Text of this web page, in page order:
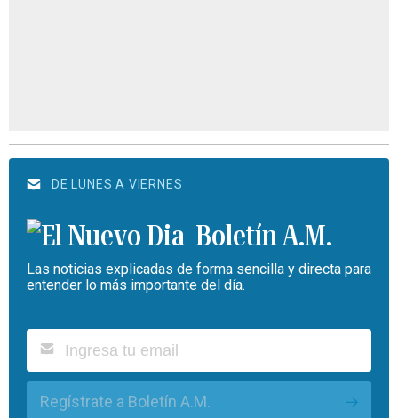
DE LUNES A VIERNES
Boletín A.M.
Las noticias explicadas de forma sencilla y directa para
entender lo más importante del día.
Regístrate a Boletín A.M.